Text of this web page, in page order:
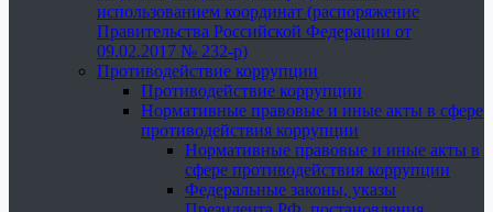
использованием координат (распоряжение
Правительства Российской Федерации от
09.02.2017 № 232-р)
Противодействие коррупции
Противодействие коррупции
Нормативные правовые и иные акты в сфере
противодействия коррупции
Нормативные правовые и иные акты в
сфере противодействия коррупции
Федеральные законы, указы